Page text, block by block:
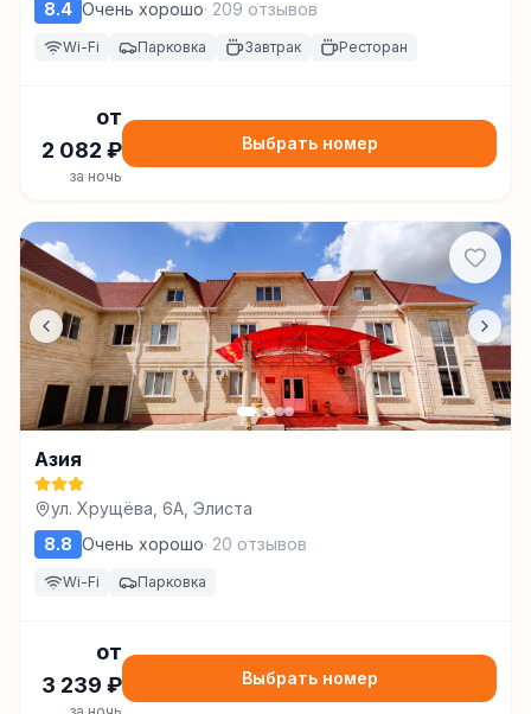
8.4 Очень хорошо· 209 отзывов
Wi-Fi Парковка Завтрак Ресторан
от
2 082 ₽
за ночь
Выбрать номер
Азия
ул. Хрущёва, 6А, Элиста
8.8 Очень хорошо· 20 отзывов
Wi-Fi Парковка
от
3 239 ₽ Выбрать номер